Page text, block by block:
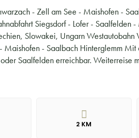
- Zell am See - Maishofen -
Siegsdorf - Lofer - Saalfelden
Slowakei, Ungarn
Maishofen - Saalbach Hinterglemm
Saalfelden erreichbar. Weiterreise
2 KM